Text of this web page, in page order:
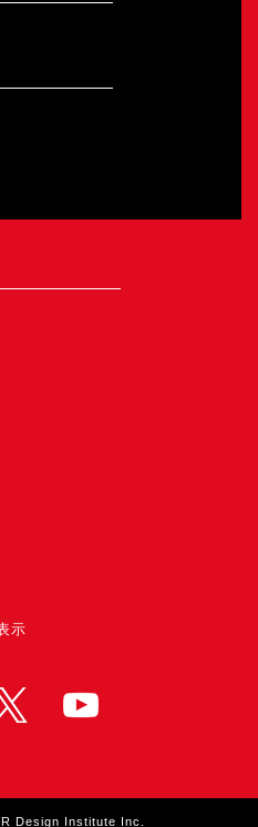
示
Design Institute Inc.